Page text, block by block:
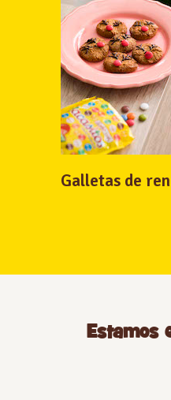
Galletas de
Estamos